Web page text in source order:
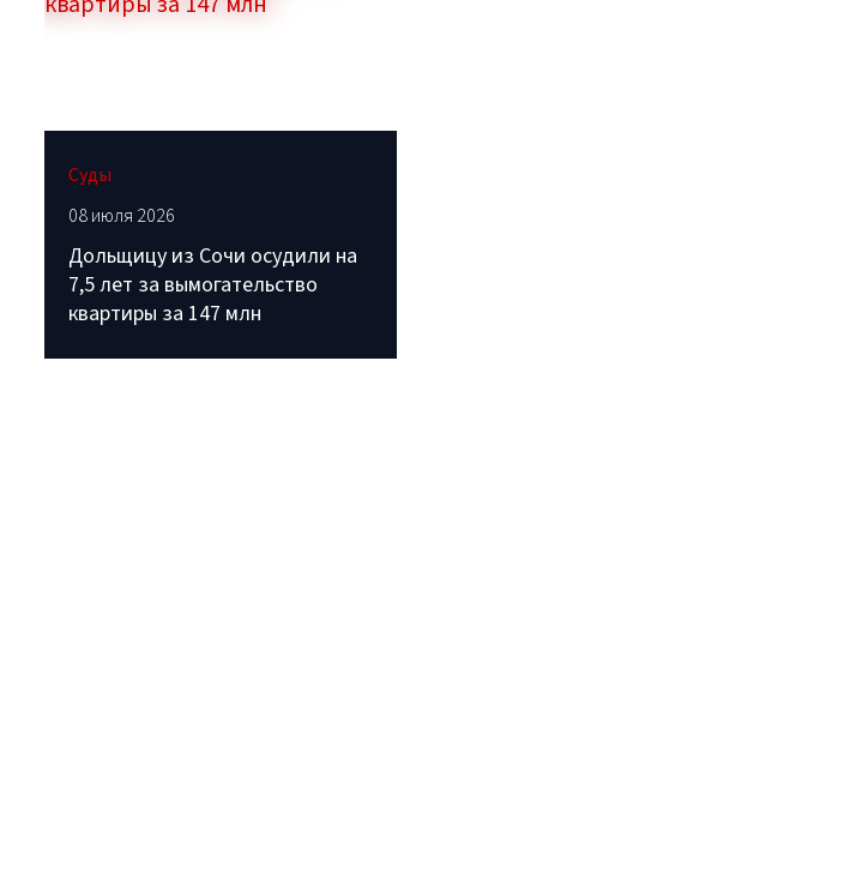
Суды
08 июля 2026
Дольщицу из Сочи осудили на
7,5 лет за вымогательство
квартиры за 147 млн